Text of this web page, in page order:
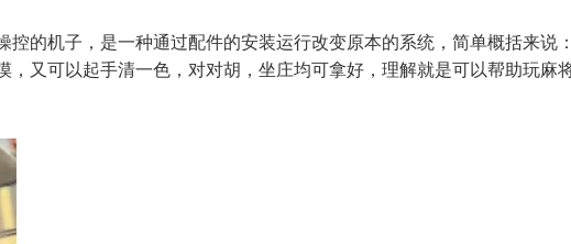
的机子，是一种通过配件的安装运行改变原本的系统，简单概括来说
又可以起手清一色，对对胡，坐庄均可拿好，理解就是可以帮助玩麻